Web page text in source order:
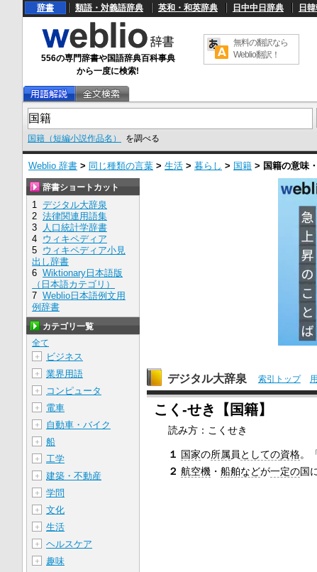
辞書 類語・対義語辞典 英和・和英辞典 日中中日辞典 日
556の専門辞書や国語辞典百科事典
から一度に検索!
無料の翻訳なら
Weblio翻訳！
国籍（短編小説作品名） を調べる
Weblio 辞書 > 同じ種類の言葉 > 生活 > 暮らし > 国籍 > 国籍の意味
デジタル大辞泉 索引トップ
こく‐せき【国籍】
読み方：こくせき
１ 国家の所属員 としての資格。
２ 航空機 ・船舶などが一定の国
辞書ショートカット
1 デジタル大辞泉
2 法律関連用語集
3
人口統計学辞書
4 ウィキペディア
5 ウィキペディア小見
出し辞書
6 Wiktionary日本語版
（日本語カテゴリ）
7 Weblio日本語例文用
例辞書
カテゴリ一覧
全て
＋
ビジネス
＋ 業界用語
＋ コンピュータ
＋ 電車
＋ 自動車・バイク
＋ 船
＋ 工学
＋ 建築・不動産
＋ 学問
＋ 文化
＋ 生活
＋ ヘルスケア
＋ 趣味